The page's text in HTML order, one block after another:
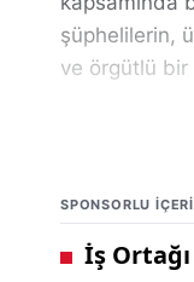
şüphelilerin,
ve örgütlü bir
Suçlarla
seviyede
operasyona
SPONSORLU